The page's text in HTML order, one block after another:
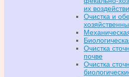
их
Очистка и
Очистка
почве
Очистка